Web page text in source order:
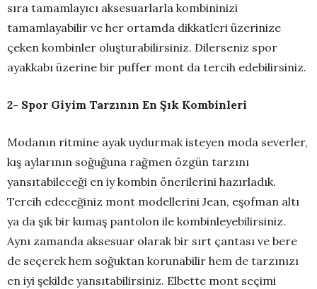
sıra tamamlayıcı aksesuarlarla kombininizi
tamamlayabilir ve her ortamda dikkatleri üzerinize
çeken kombinler oluşturabilirsiniz. Dilerseniz spor
ayakkabı üzerine bir puffer mont da tercih edebilirsiniz.
2- Spor Giyim Tarzının En Şık Kombinleri
Modanın ritmine ayak uydurmak isteyen moda severler,
kış aylarının soğuğuna rağmen özgün tarzını
yansıtabileceği en iy kombin önerilerini hazırladık.
Tercih edeceğiniz mont modellerini Jean, eşofman altı
ya da şık bir kumaş pantolon ile kombinleyebilirsiniz.
Aynı zamanda aksesuar olarak bir sırt çantası ve bere
de seçerek hem soğuktan korunabilir hem de tarzınızı
en iyi şekilde yansıtabilirsiniz. Elbette mont seçimi